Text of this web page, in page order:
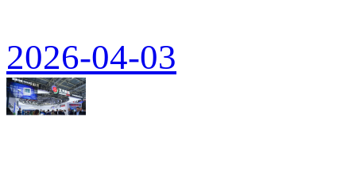
2026-04-03